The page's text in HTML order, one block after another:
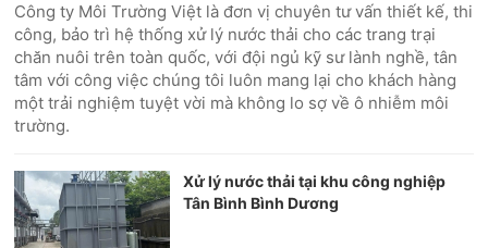
Công ty Môi Trường Việt là đơn vị chuyên tư vấn thiết kế, thi
công, bảo trì hệ thống xử lý nước thải cho các trang trại
chăn nuôi trên toàn quốc, với đội ngủ kỹ sư lành nghề, tân
tâm với công việc chúng tôi luôn mang lại cho khách hàng
một trải nghiệm tuyệt vời mà không lo sợ về ô nhiễm môi
trường.
Xử lý nước thải tại khu công nghiệp
Tân Bình Bình Dương